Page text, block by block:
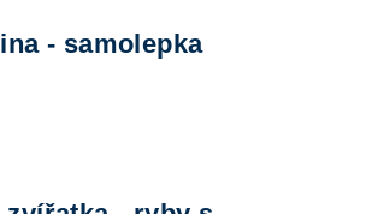
- samolepka